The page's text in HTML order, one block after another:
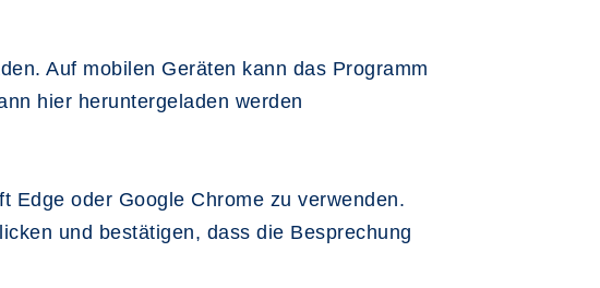
Auf mobilen Geräten kann das Programm
hier heruntergeladen werden
Edge oder Google Chrome zu verwenden.
und bestätigen, dass die Besprechung